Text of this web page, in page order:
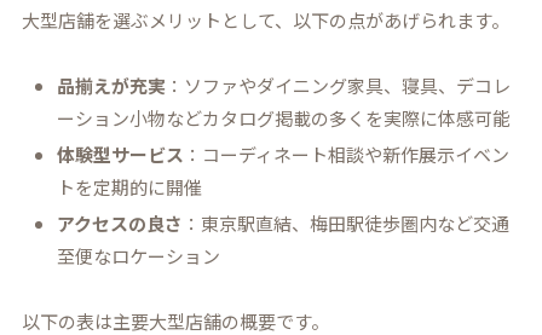
大型店舗を選ぶメリットとして、以下の点があげられます。
品揃えが充実 ：ソファやダイニング家具、寝具、デコレ
ーション小物などカタログ掲載の多くを実際に体感可能
体験型サービス ：コーディネート相談や新作展示イベン
トを定期的に開催
アクセスの良さ ：東京駅直結、梅田駅徒歩圏内など交通
至便なロケーション
以下の表は主要大型店舗の概要です。